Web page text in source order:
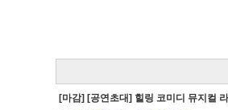
[마감] [공연초대] 힐링 코미디 뮤지컬